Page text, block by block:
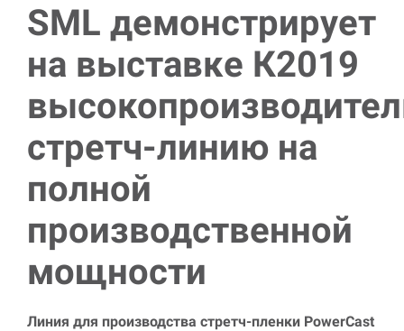
SML демонстрирует
на выставке К2019
стретч-линию на
полной
производственной
мощности
Линия для производства стретч-пленки PowerCast